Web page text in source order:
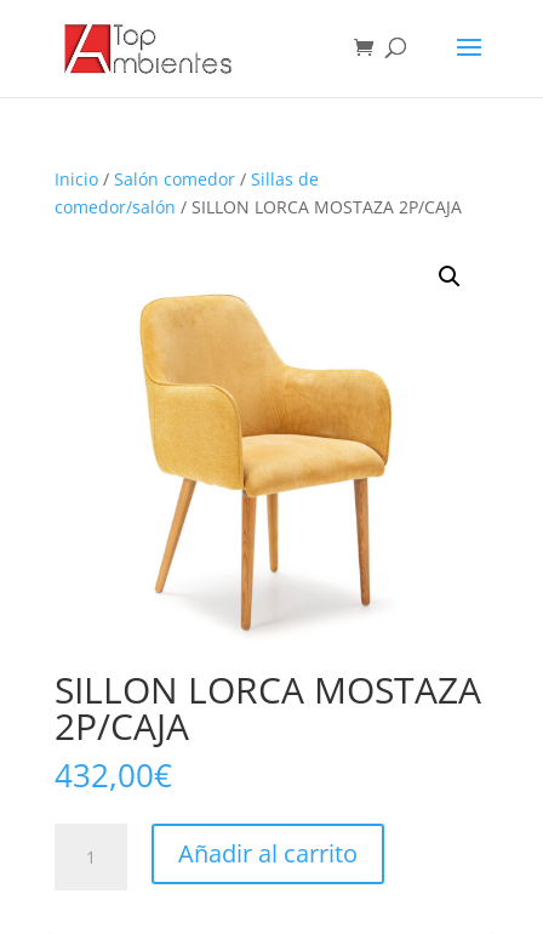
Inicio/ Salón comedor/ Sillas de
comedor/salón / SILLON LORCA MOSTAZA 2P/CAJA
SILLON LORCA MOSTAZA
2P/CAJA
432,00€
LORCA
Añadir al carrito